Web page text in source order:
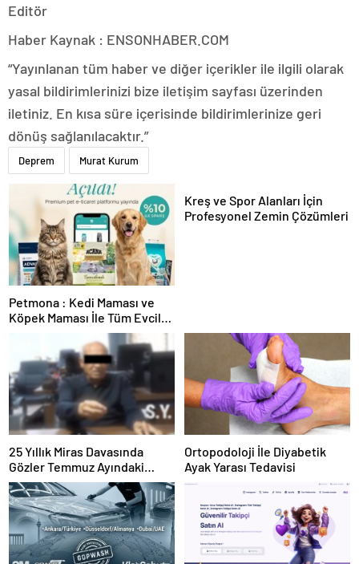
Editör
Haber Kaynak : ENSONHABER.COM
“Yayınlanan tüm haber ve diğer içerikler ile ilgili olarak
yasal bildirimlerinizi bize iletişim sayfası üzerinden
iletiniz. En kısa süre içerisinde bildirimlerinize geri
dönüş sağlanılacaktır.”
Deprem Murat Kurum
Petmona : Kedi Maması ve
Köpek Maması İle Tüm Evcil
Kreş ve Spor Alanları İçin
Profesyonel Zemin Çözümleri
25 Yıllık Miras Davasında
Gözler Temmuz Ayındaki
Karar Duruşmasına Çevrildi
Ortopodoloji İle Diyabetik
Ayak Yarası Tedavisi